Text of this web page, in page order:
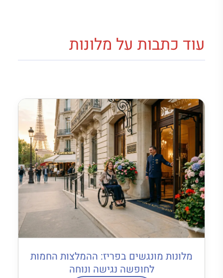
עוד כתבות על מלונות
מלונות מונגשים בפריז: ההמלצות החמות
לחופשה נגישה ונוחה